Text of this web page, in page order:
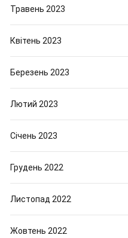
Травень 2023
Квітень 2023
Березень 2023
Лютий 2023
Січень 2023
Грудень 2022
Листопад 2022
Жовтень 2022